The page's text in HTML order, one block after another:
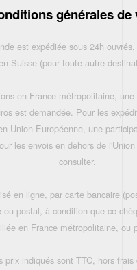
générales de
est expédiée sous 24h
Suisse (pour toute autre
en France métropolitaine,
est demandée. Pour les
Union Européenne, une
les envois en dehors de
consulter.
en ligne, par carte bancaire
ou postal, à condition que ce
en France métropolitaine, ou
prix indiqués sont TTC, hors frais